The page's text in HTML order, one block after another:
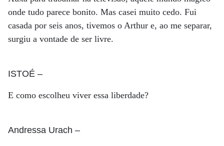
onde tudo parece bonito. Mas casei muito cedo. Fui
casada por seis anos, tivemos o Arthur e, ao me separar,
surgiu a vontade de ser livre.
ISTOÉ –
E como escolheu viver essa liberdade?
Andressa Urach –